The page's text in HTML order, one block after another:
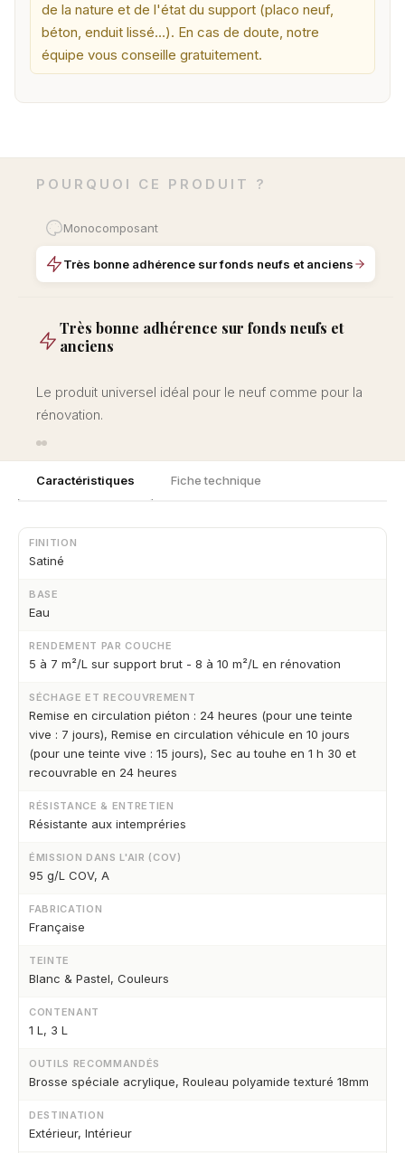
de la nature et de l'état du support (placo neuf,
béton, enduit lissé…). En cas de doute, notre
équipe vous conseille gratuitement.
POURQUOI CE PRODUIT ?
Monocomposant
Très bonne adhérence sur fonds neufs et anciens
Très bonne adhérence sur fonds neufs et
anciens
Le produit universel idéal pour le neuf comme pour la
rénovation.
Caractéristiques Fiche technique
FINITION
Satiné
BASE
Eau
RENDEMENT PAR COUCHE
5 à 7 m²/L sur support brut - 8 à 10 m²/L en rénovation
SÉCHAGE ET RECOUVREMENT
Remise en circulation piéton : 24 heures (pour une teinte
vive : 7 jours), Remise en circulation véhicule en 10 jours
(pour une teinte vive : 15 jours), Sec au touhe en 1 h 30 et
recouvrable en 24 heures
RÉSISTANCE & ENTRETIEN
Résistante aux intempréries
ÉMISSION DANS L'AIR (COV)
95 g/L COV, A
FABRICATION
Française
TEINTE
Blanc & Pastel, Couleurs
CONTENANT
1 L, 3 L
OUTILS RECOMMANDÉS
Brosse spéciale acrylique, Rouleau polyamide texturé 18mm
DESTINATION
Extérieur, Intérieur